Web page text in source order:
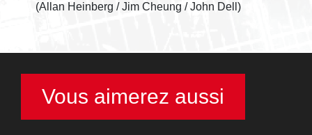
(Allan Heinberg / Jim Cheung / John Dell)
Vous aimerez aussi